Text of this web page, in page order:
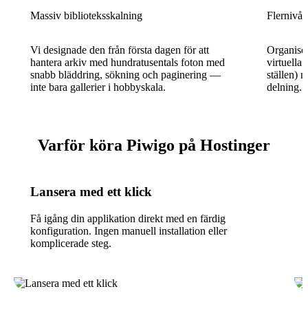
Massiv biblioteksskalning
Vi designade den från första dagen för att
hantera arkiv med hundratusentals foton med
snabb bläddring, sökning och paginering —
inte bara gallerier i hobbyskala.
virtuella
ställen)
delning.
Varför köra Piwigo på Hostinger
Lansera med ett klick
Få igång din applikation direkt med en färdig
konfiguration. Ingen manuell installation eller
komplicerade steg.